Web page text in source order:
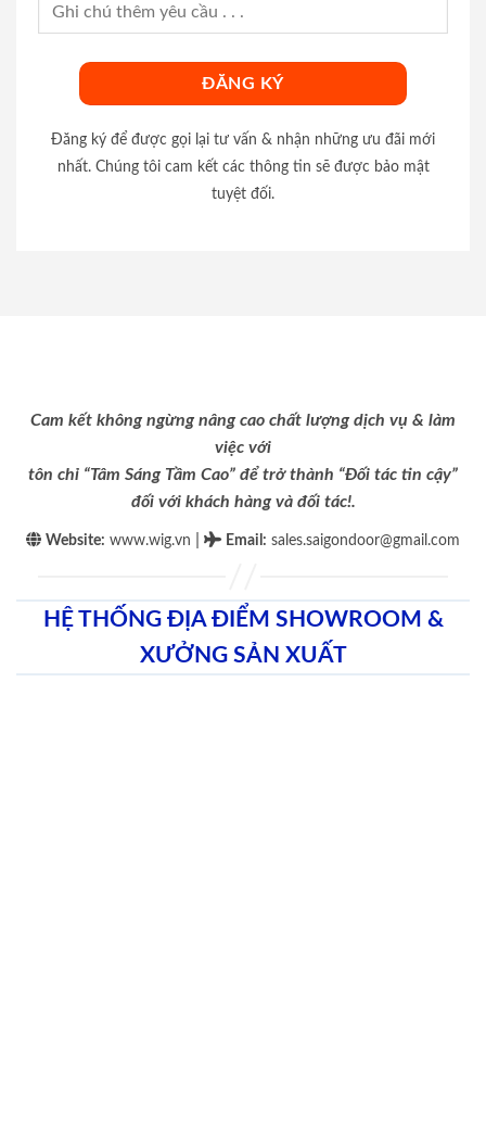
Đăng ký để được gọi lại tư vấn & nhận những ưu đãi mới
nhất. Chúng tôi cam kết các thông tin sẽ được bảo mật
tuyệt đối.
Cam kết không ngừng nâng cao chất lượng dịch vụ & làm
việc với
tôn chỉ “Tâm Sáng Tầm Cao” để trở thành “Đối tác tin cậy”
đối với khách hàng và đối tác!.
Website: www.wig.vn Email : sales.saigondoor@gmail.com
HỆ THỐNG ĐỊA ĐIỂM SHOWROOM &
XƯỞNG SẢN XUẤT